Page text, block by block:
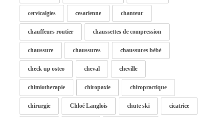
cervicalgies cesarienne chanteur
chauffeurs routier chaussettes de compression
chaussure chaussures chaussures bébé
check up osteo cheval cheville
chimiotherapie chiropaxie chiropractique
chirurgie Chloé Langlois chute ski cicatrice